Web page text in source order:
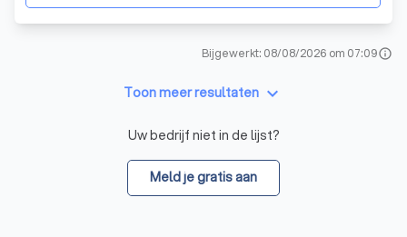
Bijgewerkt: 08/08/2026 om 07:09info
Toon meer resultaten keyboard_arrow_down
Uw bedrijf niet in de lijst?
Meld je gratis aan